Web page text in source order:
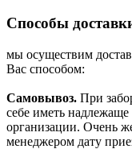
Способы
мы осуществим
Вас способом:
Самовывоз. При
себе иметь
организации. Очень
менеджером дату